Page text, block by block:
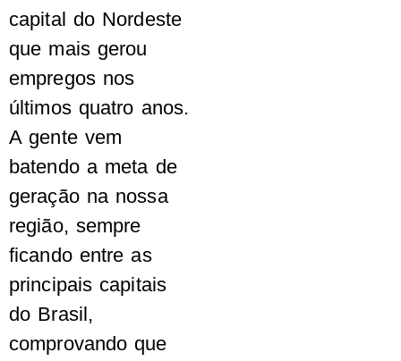
capital do Nordeste
que mais gerou
empregos nos
últimos quatro anos.
A gente vem
batendo a meta de
geração na nossa
região, sempre
ficando entre as
principais capitais
do Brasil,
comprovando que